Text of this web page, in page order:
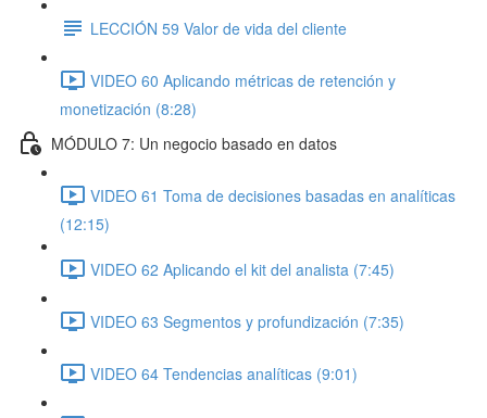
LECCIÓN 59 Valor de vida del cliente
VIDEO 60 Aplicando métricas de retención y
monetización (8:28)
MÓDULO 7: Un negocio basado en datos
VIDEO 61 Toma de decisiones basadas en analíticas
(12:15)
VIDEO 62 Aplicando el kit del analista (7:45)
VIDEO 63 Segmentos y profundización (7:35)
VIDEO 64 Tendencias analíticas (9:01)